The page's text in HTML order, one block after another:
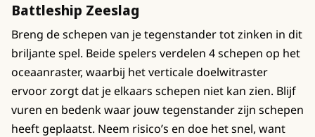
Battleship Zeeslag
Breng de schepen van je tegenstander tot zinken in dit
briljante spel. Beide spelers verdelen 4 schepen op het
oceaanraster, waarbij het verticale doelwitraster
ervoor zorgt dat je elkaars schepen niet kan zien. Blijf
vuren en bedenk waar jouw tegenstander zijn schepen
heeft geplaatst. Neem risico’s en doe het snel, want